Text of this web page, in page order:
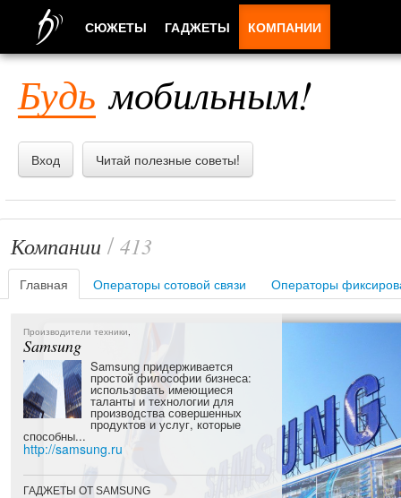
Будь мобильным!
Вход Читай полезные советы!
Компании / 413
Главная Операторы сотовой связи Операторы
Производители техники,
Samsung
Samsung придерживается
простой философии бизнеса:
использовать имеющиеся
таланты и технологии для
производства совершенных
продуктов и услуг, которые
способны...
http://samsung.ru
ГАДЖЕТЫ ОТ SAMSUNG
СЮЖЕТЫ ГАДЖЕТЫ КОМПАНИИ
ПРИЛОЖЕНИЯ